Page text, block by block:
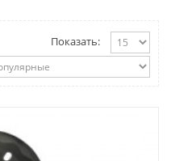
Показать: